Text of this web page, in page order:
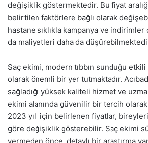
değişiklik göstermektedir. Bu fiyat
belirtilen faktörlere bağlı olarak
hastane sıklıkla kampanya ve
da maliyetleri daha da
Saç ekimi, modern tıbbın sunduğu etkili
olarak önemli bir yer tutmaktadır.
sağladığı yüksek kaliteli hizmet ve
ekimi alanında güvenilir bir tercih olarak
2023 yılı için belirlenen fiyatlar,
göre değişiklik gösterebilir. Saç ekimi
vermeden önce, detaylı bir araştırma